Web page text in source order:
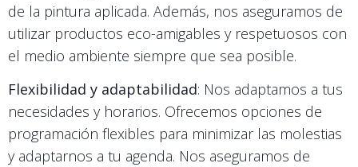
de la pintura aplicada. Además, nos aseguramos de
utilizar productos eco-amigables y respetuosos con
el medio ambiente siempre que sea posible.
Flexibilidad y adaptabilidad: Nos adaptamos a tus
necesidades y horarios. Ofrecemos opciones de
programación flexibles para minimizar las molestias
y adaptarnos a tu agenda. Nos aseguramos de